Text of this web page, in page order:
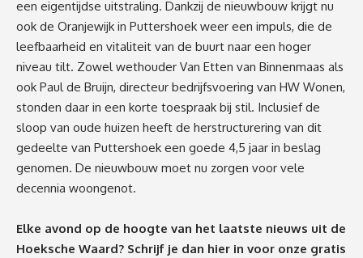
een eigentijdse uitstraling. Dankzij de nieuwbouw krijgt nu
ook de Oranjewijk in Puttershoek weer een impuls, die de
leefbaarheid en vitaliteit van de buurt naar een hoger
niveau tilt. Zowel wethouder Van Etten van Binnenmaas als
ook Paul de Bruijn, directeur bedrijfsvoering van HW Wonen,
stonden daar in een korte toespraak bij stil. Inclusief de
sloop van oude huizen heeft de herstructurering van dit
gedeelte van Puttershoek een goede 4,5 jaar in beslag
genomen. De nieuwbouw moet nu zorgen voor vele
decennia woongenot.
Elke avond op de hoogte van het laatste nieuws uit de
Hoeksche Waard? Schrijf je dan hier in voor onze gratis